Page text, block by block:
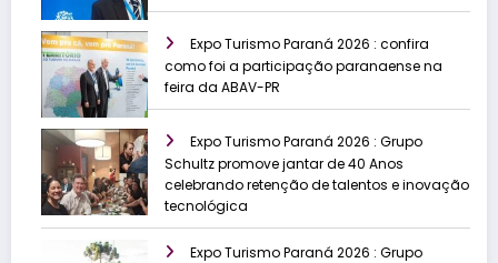
Expo Turismo Paraná 2026 : confira
como foi a participação paranaense na
feira da ABAV-PR
Expo Turismo Paraná 2026 : Grupo
Schultz promove jantar de 40 Anos
celebrando retenção de talentos e inovação
tecnológica
Expo Turismo Paraná 2026 : Grupo